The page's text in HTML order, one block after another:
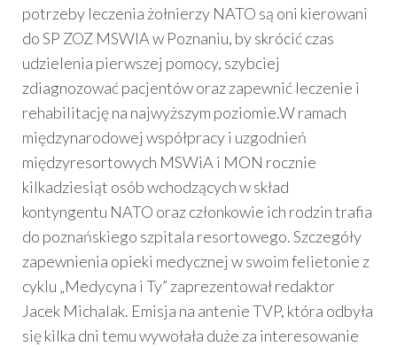
potrzeby leczenia żołnierzy NATO są oni kierowani
do SP ZOZ MSWIA w Poznaniu, by skrócić czas
udzielenia pierwszej pomocy, szybciej
zdiagnozować pacjentów oraz zapewnić leczenie i
rehabilitację na najwyższym poziomie.W ramach
międzynarodowej współpracy i uzgodnień
międzyresortowych MSWiA i MON rocznie
kilkadziesiąt osób wchodzących w skład
kontyngentu NATO oraz członkowie ich rodzin trafia
do poznańskiego szpitala resortowego. Szczegóły
zapewnienia opieki medycznej w swoim felietonie z
cyklu „Medycyna i Ty” zaprezentował redaktor
Jacek Michalak. Emisja na antenie TVP, która odbyła
się kilka dni temu wywołała duże za interesowanie